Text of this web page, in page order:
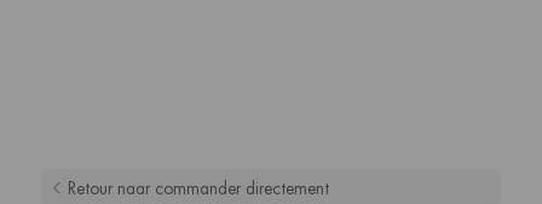
Retour naar commander directement